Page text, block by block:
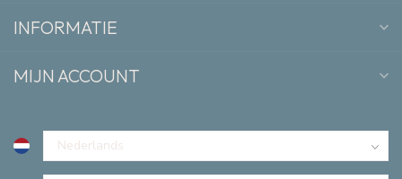
INFORMATIE
MIJN ACCOUNT